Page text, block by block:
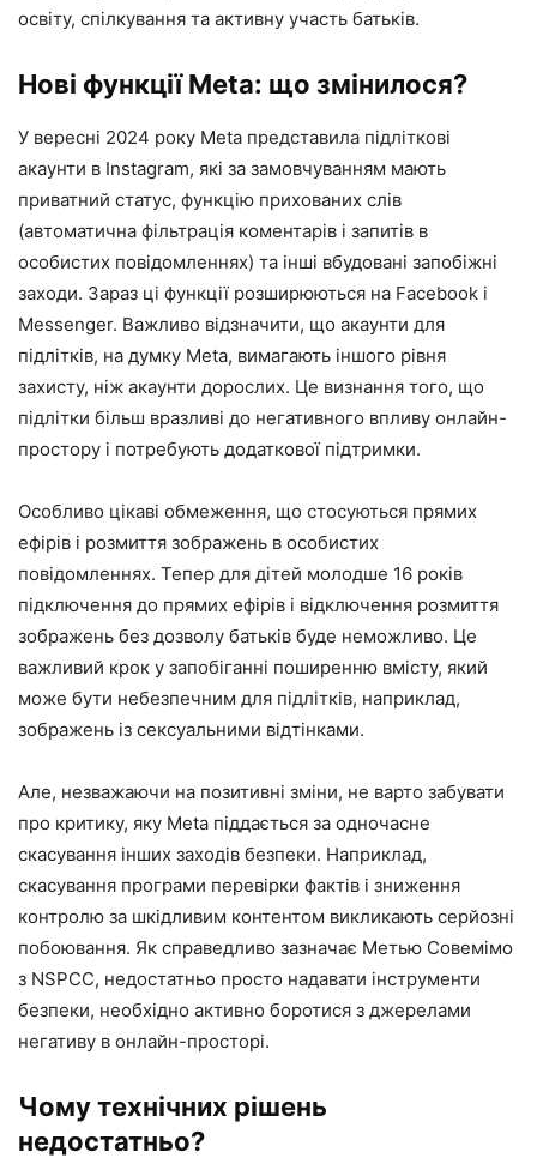
освіту, спілкування та активну участь батьків.
Нові функції Meta: що змінилося?
У вересні 2024 року Meta представила підліткові
акаунти в Instagram, які за замовчуванням мають
приватний статус, функцію прихованих слів
(автоматична фільтрація коментарів і запитів в
особистих повідомленнях) та інші вбудовані запобіжні
заходи. Зараз ці функції розширюються на Facebook і
Messenger. Важливо відзначити, що акаунти для
підлітків, на думку Meta, вимагають іншого рівня
захисту, ніж акаунти дорослих. Це визнання того, що
підлітки більш вразливі до негативного впливу онлайн-
простору і потребують додаткової підтримки.
Особливо цікаві обмеження, що стосуються прямих
ефірів і розмиття зображень в особистих
повідомленнях. Тепер для дітей молодше 16 років
підключення до прямих ефірів і відключення розмиття
зображень без дозволу батьків буде неможливо. Це
важливий крок у запобіганні поширенню вмісту, який
може бути небезпечним для підлітків, наприклад,
зображень із сексуальними відтінками.
Але, незважаючи на позитивні зміни, не варто забувати
про критику, яку Meta піддається за одночасне
скасування інших заходів безпеки. Наприклад,
скасування програми перевірки фактів і зниження
контролю за шкідливим контентом викликають серйозні
побоювання. Як справедливо зазначає Метью Совемімо
з NSPCC, недостатньо просто надавати інструменти
безпеки, необхідно активно боротися з джерелами
негативу в онлайн-просторі.
Чому технічних рішень
недостатньо?